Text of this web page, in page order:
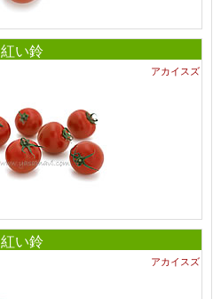
紅い鈴
アカイスズ
紅い鈴
アカイスズ